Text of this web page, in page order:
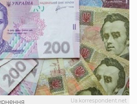
Ua.korrespondent.net